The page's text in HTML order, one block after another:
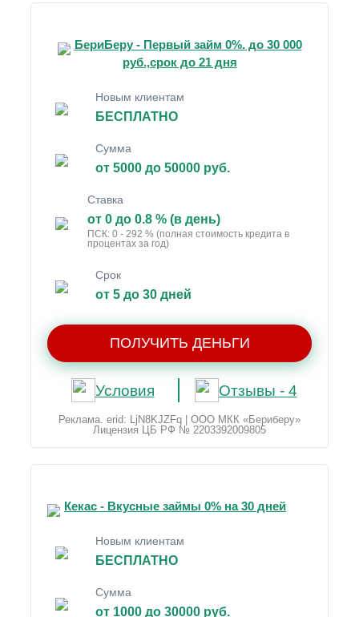
БериБеру - Первый займ 0%. до 30 000
руб.,срок до 21 дня
Новым клиентам
БЕСПЛАТНО
Сумма
от 5000 до 50000 руб.
Ставка
от 0 до 0.8 % (в день)
ПСК: 0 - 292 % (полная стоимость кредита в
процентах за год)
Срок
от 5 до 30 дней
ПОЛУЧИТЬ ДЕНЬГИ
Условия Отзывы - 4
Реклама. erid: LjN8KJZFq | ООО МКК «Бериберу»
Лицензия ЦБ РФ № 2203392009805
Кекас - Вкусные займы 0% на 30 дней
Новым клиентам
БЕСПЛАТНО
Сумма
от 1000 до 30000 руб.